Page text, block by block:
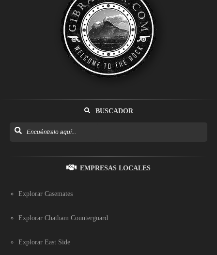
BUSCADOR
EMPRESAS LOCALES
Explorar Casemates
Explorar Chatham Counterguard
Explorar East Side